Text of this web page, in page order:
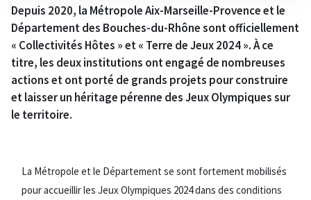
Depuis 2020, la Métropole Aix-Marseille-Provence et le
Département des Bouches-du-Rhône sont officiellement
« Collectivités Hôtes » et « Terre de Jeux 2024 ». À ce
titre, les deux institutions ont engagé de nombreuses
actions et ont porté de grands projets pour construire
et laisser un héritage pérenne des Jeux Olympiques sur
le territoire.
La Métropole et le Département se sont fortement mobilisés
pour accueillir les Jeux Olympiques 2024 dans des conditions